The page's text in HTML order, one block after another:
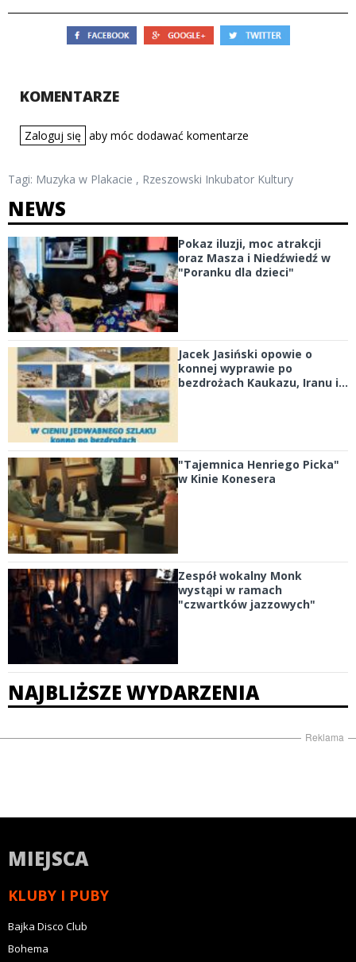
KOMENTARZE
Zaloguj się aby móc dodawać komentarze
Tagi: Muzyka w Plakacie , Rzeszowski Inkubator Kultury
NEWS
Pokaz iluzji, moc atrakcji
oraz Masza i Niedźwiedź w
"Poranku dla dzieci"
Jacek Jasiński opowie o
konnej wyprawie po
bezdrożach Kaukazu, Iranu i...
"Tajemnica Henriego Picka"
w Kinie Konesera
Zespół wokalny Monk
wystąpi w ramach
"czwartków jazzowych"
NAJBLIŻSZE WYDARZENIA
Reklama
MIEJSCA
KLUBY I PUBY
Bajka Disco Club
Bohema